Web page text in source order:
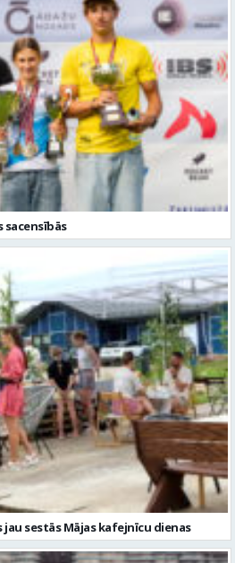
sestās Mājas kafejnīcu dienas